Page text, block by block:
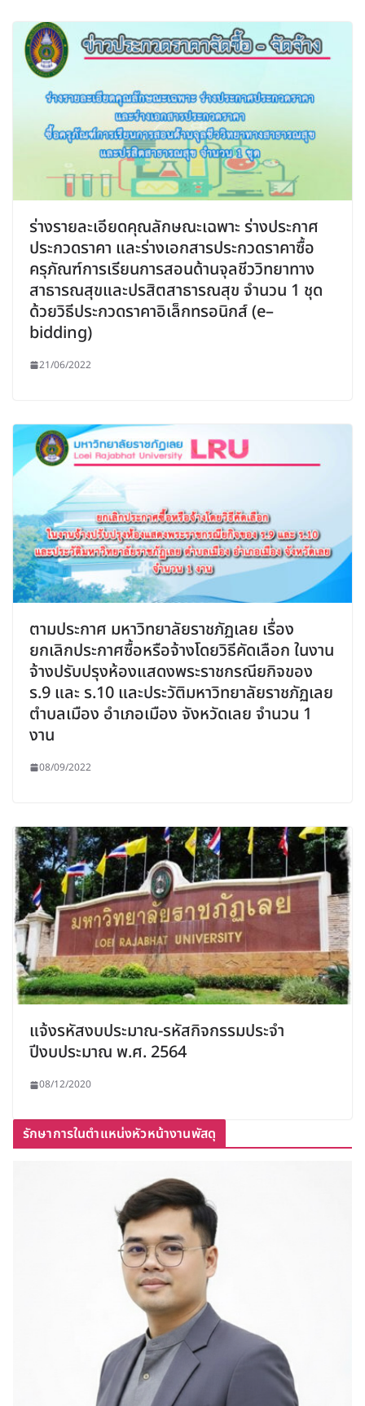
ร่างรายละเอียดคุณลักษณะเฉพาะ ร่างประกาศ
ประกวดราคา และร่างเอกสารประกวดราคาซื้อ
ครุภัณฑ์การเรียนการสอนด้านจุลชีววิทยาทาง
สาธารณสุขและปรสิตสาธารณสุข จำนวน 1 ชุด
ด้วยวิธีประกวดราคาอิเล็กทรอนิกส์ (e–
bidding)
21/06/2022
ตามประกาศ มหาวิทยาลัยราชภัฏเลย เรื่อง
ยกเลิกประกาศซื้อหรือจ้างโดยวิธีคัดเลือก ในงาน
จ้างปรับปรุงห้องแสดงพระราชกรณียกิจของ
ร.9 และ ร.10 และประวัติมหาวิทยาลัยราชภัฏเลย
ตำบลเมือง อำเภอเมือง จังหวัดเลย จำนวน 1
งาน
08/09/2022
แจ้งรหัสงบประมาณ-รหัสกิจกรรมประจำ
ปีงบประมาณ พ.ศ. 2564
08/12/2020
รักษาการในตำแหน่งหัวหน้างานพัสดุ